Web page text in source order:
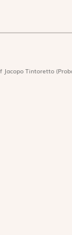
Jacopo Tintoretto